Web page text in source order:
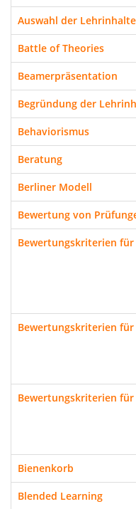
Auswahl der Lehrinhalte
Battle of Theories
Beamerpräsentation
Begründung der
Behaviorismus
Beratung
Berliner Modell
Bewertung von
Bewertungskriterien
Bewertungskriterien für
Bewertungskriterien
Bienenkorb
Blended Learning